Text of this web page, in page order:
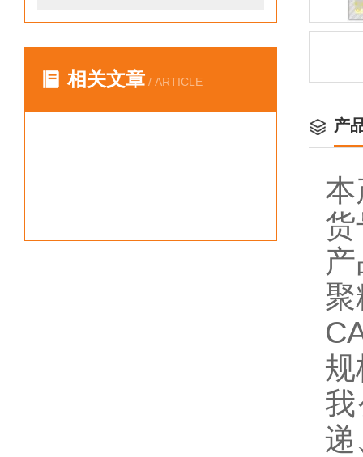
相关文章 / ARTICLE
产
本
递